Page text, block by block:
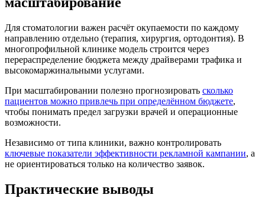
Для стоматологии важен расчёт окупаемости по каждому
направлению отдельно (терапия, хирургия, ортодонтия). В
многопрофильной клинике модель строится через
перераспределение бюджета между драйверами трафика и
высокомаржинальными услугами.
При масштабировании полезно прогнозировать сколько
пациентов можно привлечь при определённом бюджете,
чтобы понимать предел загрузки врачей и операционные
возможности.
Независимо от типа клиники, важно контролировать
ключевые показатели эффективности рекламной кампании, а
не ориентироваться только на количество заявок.
Практические выводы